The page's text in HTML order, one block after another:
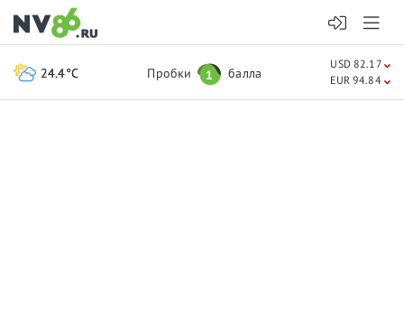
24.4°C Пробки 1 балла
USD 82.17
EUR 94.84